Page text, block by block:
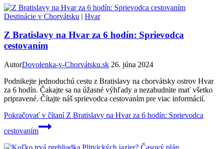
Destinácie v Chorvátsku | Hvar
Z Bratislavy na Hvar za 6 hodín: Sprievodca
cestovaním
AutorDovolenka-v-Chorvátsku.sk 26. júna 2024
Podnikejte jednoduchú cestu z Bratislavy na chorvátsky ostrov Hvar
za 6 hodín. Čakajte sa na úžasné výhľady a nezabudnite mať všetko
pripravené. Čítajte náš sprievodca cestovaním pre viac informácií.
Pokračovať v čítaníZ Bratislavy na Hvar za 6 hodín: Sprievodca
cestovaním